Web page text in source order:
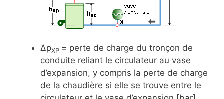
ΔpXP = perte de charge du tronçon de
conduite reliant le circulateur au vase
d’expansion, y compris la perte de charge
de la chaudière si elle se trouve entre le